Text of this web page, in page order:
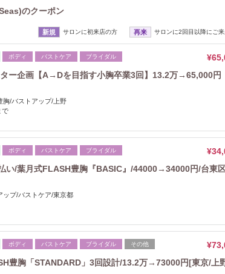
のクーポン
新規 サロンに初来店の方 再来 サロンに2回目以降にご
ボディ バストケア ブライダル
ター企画【A→Dを目指す小胸卒業3回】13.2万→65,000円
胸/バストアップ/上野
で
ボディ バストケア ブライダル
い/葉月式FLASH豊胸『BASIC』/44000→34000円/台東
ップ/バストケア/東京都
ボディ バストケア ブライダル その他
豊胸「STANDARD」3回設計/13.2万→73000円[東京/上